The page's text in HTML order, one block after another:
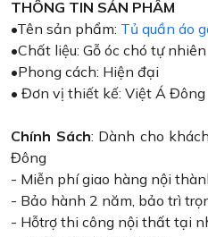
THÔNG TIN SẢN PHẨM
•Tên sản phẩm: Tủ quần áo
•Chất liệu: Gỗ óc chó tự nhiên
•Phong cách: Hiện đại
• Đơn vị thiết kế: Việt Á Đông
Chính Sách: Dành cho
Đông
- Miễn phí giao hàng nội
- Bảo hành 2 năm, bảo trì
- Hỗtrợ thi công nội thất tại